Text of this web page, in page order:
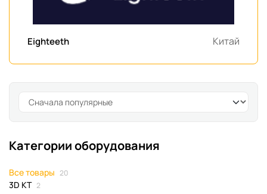
Eighteeth Китай
Категории оборудования
Все товары 20
3D КТ 2